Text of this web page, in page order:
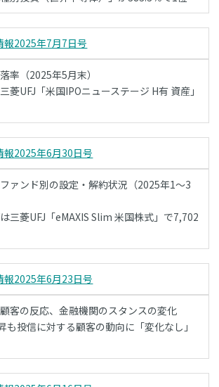
報2025年7月7日号
率（2025年5月末）
菱UFJ「米国IPOニューステージ H有 資産」
報2025年6月30日号
ァンド別の設定・解約状況（2025年1～3
三菱UFJ「eMAXIS Slim 米国株式」で7,702
報2025年6月23日号
客の反応、金融機関のスタンスの変化
も投信に対する顧客の動向に「変化なし」